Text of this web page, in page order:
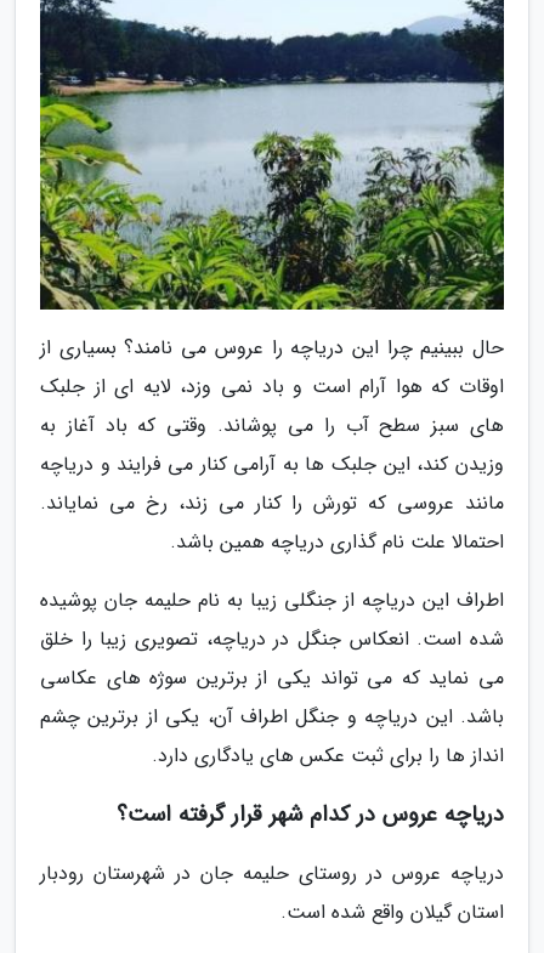
حال ببینیم چرا این دریاچه را عروس می نامند؟ بسیاری از
اوقات که هوا آرام است و باد نمی وزد، لایه ای از جلبک
های سبز سطح آب را می پوشاند. وقتی که باد آغاز به
وزیدن کند، این جلبک ها به آرامی کنار می فرایند و دریاچه
مانند عروسی که تورش را کنار می زند، رخ می نمایاند.
احتمالا علت نام گذاری دریاچه همین باشد.
اطراف این دریاچه از جنگلی زیبا به نام حلیمه جان پوشیده
شده است. انعکاس جنگل در دریاچه، تصویری زیبا را خلق
می نماید که می تواند یکی از برترین سوژه های عکاسی
باشد. این دریاچه و جنگل اطراف آن، یکی از برترین چشم
انداز ها را برای ثبت عکس های یادگاری دارد.
دریاچه عروس در کدام شهر قرار گرفته است؟
دریاچه عروس در روستای حلیمه جان در شهرستان رودبار
استان گیلان واقع شده است.